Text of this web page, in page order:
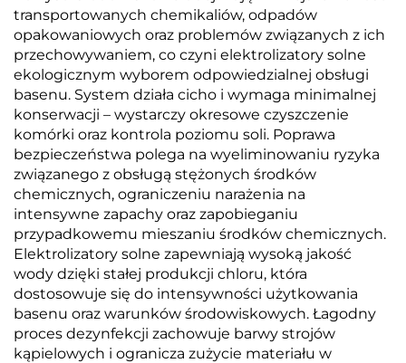
transportowanych chemikaliów, odpadów
opakowaniowych oraz problemów związanych z ich
przechowywaniem, co czyni elektrolizatory solne
ekologicznym wyborem odpowiedzialnej obsługi
basenu. System działa cicho i wymaga minimalnej
konserwacji – wystarczy okresowe czyszczenie
komórki oraz kontrola poziomu soli. Poprawa
bezpieczeństwa polega na wyeliminowaniu ryzyka
związanego z obsługą stężonych środków
chemicznych, ograniczeniu narażenia na
intensywne zapachy oraz zapobieganiu
przypadkowemu mieszaniu środków chemicznych.
Elektrolizatory solne zapewniają wysoką jakość
wody dzięki stałej produkcji chloru, która
dostosowuje się do intensywności użytkowania
basenu oraz warunków środowiskowych. Łagodny
proces dezynfekcji zachowuje barwy strojów
kąpielowych i ogranicza zużycie materiału w